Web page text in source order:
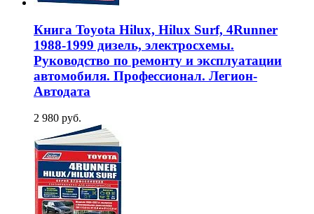
Книга Toyota Hilux, Hilux Surf, 4Runner
1988-1999 дизель, электросхемы.
Руководство по ремонту и эксплуатации
автомобиля. Профессионал. Легион-
Aвтодата
2 980 руб.